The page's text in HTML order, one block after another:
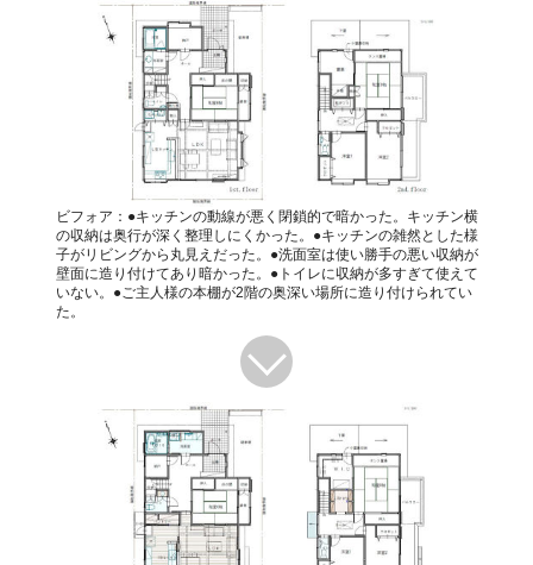
ビフォア：●キッチンの動線が悪く閉鎖的で暗かった。キッチン横
の収納は奥行が深く整理しにくかった。●キッチンの雑然とした様
子がリビングから丸見えだった。●洗面室は使い勝手の悪い収納が
壁面に造り付けてあり暗かった。●トイレに収納が多すぎて使えて
いない。●ご主人様の本棚が2階の奥深い場所に造り付けられてい
た。